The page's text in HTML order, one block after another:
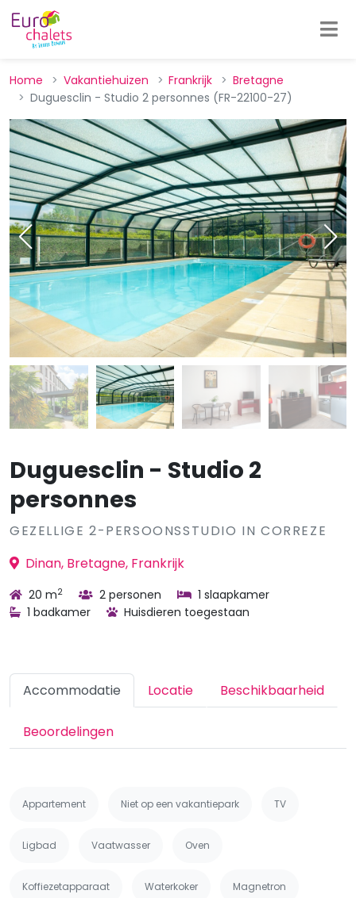
Home Vakantiehuizen Frankrijk
Bretagne
Duguesclin - Studio 2 personnes (FR-22100-27)
Duguesclin - Studio 2
personnes
GEZELLIGE 2-PERSOONSSTUDIO IN CORREZE
Dinan, Bretagne, Frankrijk
20 m2 2 personen
1 slaapkamer
1 badkamer
Huisdieren toegestaan
Accommodatie Locatie Beschikbaarheid
Beoordelingen
Appartement Niet op een vakantiepark TV
Ligbad Vaatwasser Oven
Koffiezetapparaat Waterkoker Magnetron